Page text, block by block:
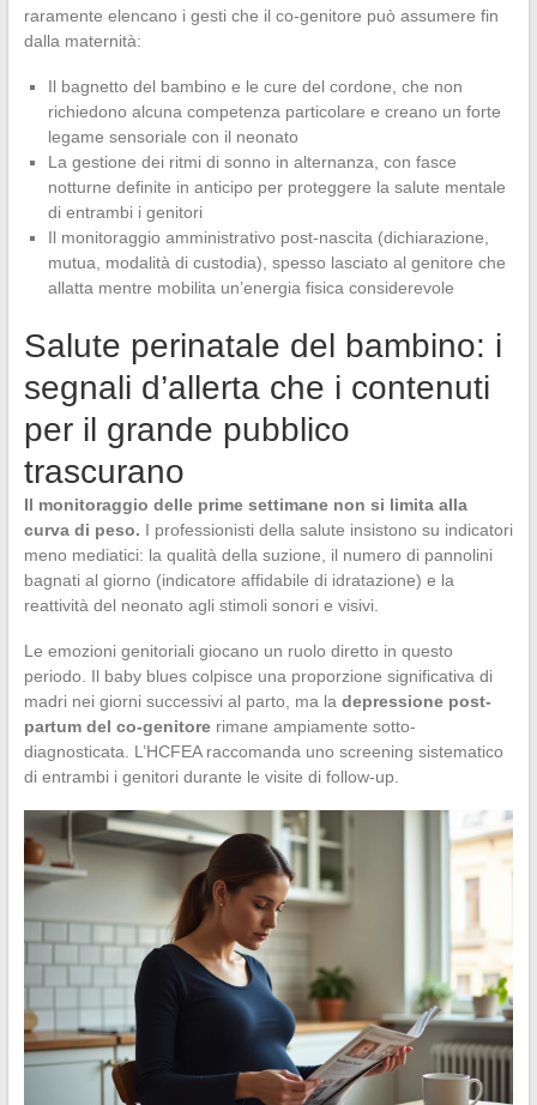
raramente elencano i gesti che il co-genitore può assumere fin
dalla maternità:
Il bagnetto del bambino e le cure del cordone, che non
richiedono alcuna competenza particolare e creano un forte
legame sensoriale con il neonato
La gestione dei ritmi di sonno in alternanza, con fasce
notturne definite in anticipo per proteggere la salute mentale
di entrambi i genitori
Il monitoraggio amministrativo post-nascita (dichiarazione,
mutua, modalità di custodia), spesso lasciato al genitore che
allatta mentre mobilita un’energia fisica considerevole
Salute perinatale del bambino: i
segnali d’allerta che i contenuti
per il grande pubblico
trascurano
Il monitoraggio delle prime settimane non si limita alla
curva di peso. I professionisti della salute insistono su indicatori
meno mediatici: la qualità della suzione, il numero di pannolini
bagnati al giorno (indicatore affidabile di idratazione) e la
reattività del neonato agli stimoli sonori e visivi.
Le emozioni genitoriali giocano un ruolo diretto in questo
periodo. Il baby blues colpisce una proporzione significativa di
madri nei giorni successivi al parto, ma la depressione post-
partum del co-genitorerimane ampiamente sotto-
diagnosticata. L’HCFEA raccomanda uno screening sistematico
di entrambi i genitori durante le visite di follow-up.